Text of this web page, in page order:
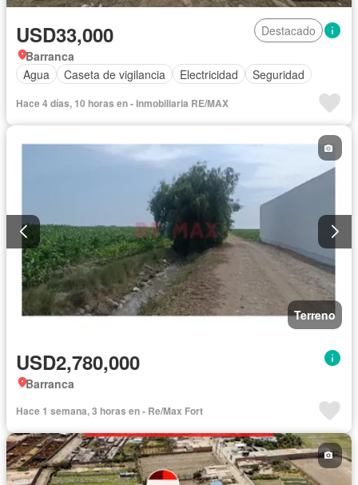
USD33,000
Destacado
Barranca
Agua
Caseta de vigilancia Electricidad Seguridad
Hace 4 días, 10 horas en - Inmobiliaria RE/MAX
Terreno
USD2,780,000
Barranca
Hace 1 semana, 3 horas en - Re/Max Fort